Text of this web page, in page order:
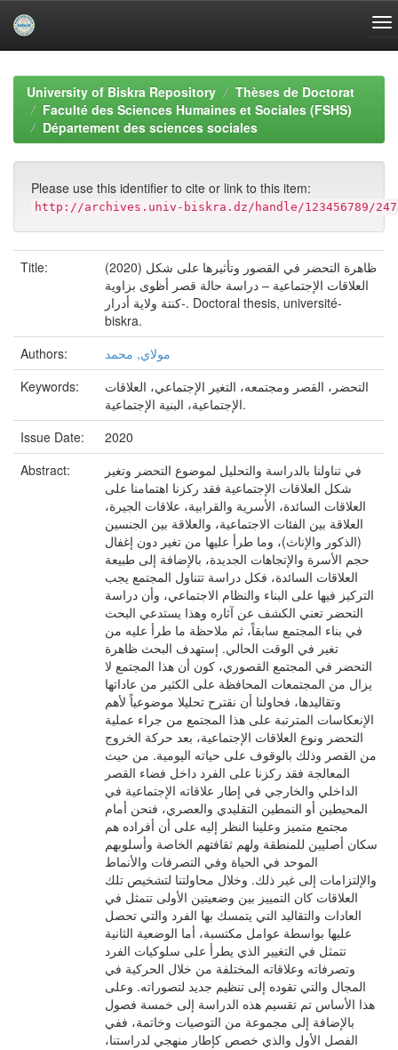
navigationUniversity of Biskra Repository
Thèses de Doctorat
Faculté des Sciences Humaines et Sociales (FSHS)
Département des sciences sociales
Please use this identifier to cite or link to this item:
http://archives.univ-biskra.dz/handle/123456789/
Title:
(2020) ظاهرة التحضر في القصور وتأثيرها على شكل
العلاقات الإجتماعية – دراسة حالة قصر أظوى بزاوية
كنتة ولاية أدرار-. Doctoral thesis, université-
biskra.
Authors:
مولاي, محمد
Keywords:
التحضر، القصر ومجتمعه، التغير الإجتماعي، العلاقات
الإجتماعية، البنية الإجتماعية.
Issue Date:
2020
Abstract:
في تناولنا بالدراسة والتحليل لموضوع التحضر وتغير
شكل العلاقات الإجتماعية فقد ركزنا اهتمامنا على
العلاقات السائدة، الأسرية والقرابية، علاقات الجيرة،
العلاقة بين الفئات الاجتماعية، والعلاقة بين الجنسين
(الذكور والإناث)، وما طرأ عليها من تغير دون إغفال
حجم الأسرة والإتجاهات الجديدة، بالإضافة إلى طبيعة
العلاقات السائدة، فكل دراسة تتناول المجتمع يجب
التركيز فيها على البناء والنظام الاجتماعي، وأن دراسة
التحضر تعني الكشف عن آثاره وهذا يستدعي البحث
في بناء المجتمع سابقاً، ثم ملاحظة ما طرأ عليه من
تغير في الوقت الحالي. إستهدف البحث ظاهرة
التحضر في المجتمع القصوري، كون أن هذا المجتمع لا
يزال من المجتمعات المحافظة على الكثير من عاداتها
وتقاليدها، فحاولنا أن نقترح تحليلا موضوعياً لأهم
الإنعكاسات المترتبة على هذا المجتمع من جراء عملية
التحضر ونوع العلاقات الإجتماعية، بعد حركة الخروج
من القصر وذلك بالوقوف على حياته اليومية. من حيث
المعالجة فقد ركزنا على الفرد داخل فضاء القصر
الداخلي والخارجي في إطار علاقاته الإجتماعية في
المحيطين أو النمطين التقليدي والعصري، فنحن أمام
مجتمع متميز وعلينا النظر إليه على أن أفراده هم
سكان أصليين للمنطقة ولهم ثقافتهم الخاصة وأسلوبهم
الموحد في الحياة وفي التصرفات والأنماط
والإلتزامات إلى غير ذلك. وخلال محاولتنا لتشخيص تلك
العلاقات كان التمييز بين وضعيتين الأولى تتمثل في
العادات والتقاليد التي يتمسك بها الفرد والتي تحصل
عليها بواسطة عوامل مكتسبة، أما الوضعية الثانية
تتمثل في التغيير الذي يطرأ على سلوكيات الفرد
وتصرفاته وعلاقاته المختلفة من خلال الحركية في
المجال والتي تقوده إلى تنظيم جديد لتصوراته. وعلى
هذا الأساس تم تقسيم هذه الدراسة إلى خمسة فصول
بالإضافة إلى مجموعة من التوصيات وخاتمة، ففي
الفصل الأول والذي خصص كإطار منهجي لدراستنا،